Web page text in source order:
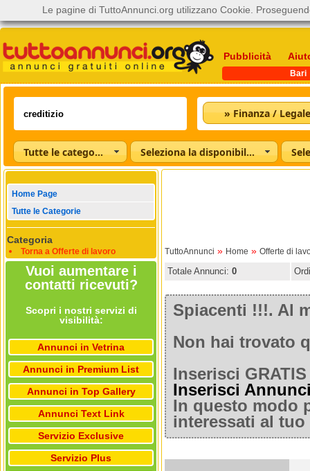
Pubblicità
Bari
» Finanza / Legale
Tutte le categorie Seleziona la disponibilità
Home Page
Tutte le Categorie
Categoria
Torna a Offerte di lavoro
Vuoi aumentare i
contatti ricevuti?
Scopri i nostri servizi di
visibilità:
Annunci in Vetrina
Annunci in Premium List
Annunci in Top Gallery
Annunci Text Link
Servizio Exclusive
Servizio Plus
TuttoAnnunci » Home » Offerte di
Totale Annunci: 0
Spiacenti !!!. Al
Non hai trovato
Inserisci
Inserisci
In questo modo
interessati al
Le pagine di TuttoAnnunci.org utilizzano Cookie.